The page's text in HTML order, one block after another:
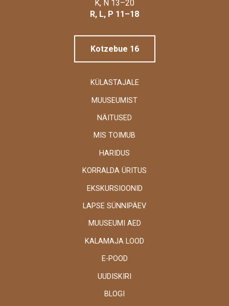
K, N 13–20
R, L, P 11–18
Kotzebue 16
KÜLASTAJALE
MUUSEUMIST
NÄITUSED
MIS TOIMUB
HARIDUS
KORRALDA ÜRITUS
EKSKURSIOONID
LAPSE SÜNNIPÄEV
MUUSEUMI AED
KALAMAJA LOOD
E-POOD
UUDISKIRI
BLOGI